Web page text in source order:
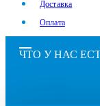
Доставка
Оплата
ЧТО У НАС